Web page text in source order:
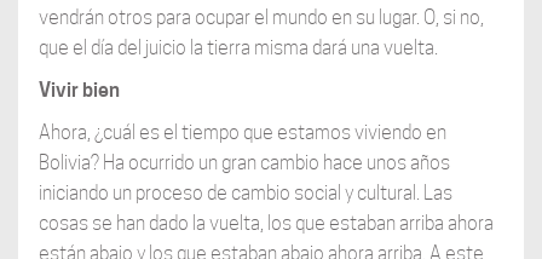
vendrán otros para ocupar el mundo en su lugar. O, si no,
que el día del juicio la tierra misma dará una vuelta.
Vivir bien
Ahora, ¿cuál es el tiempo que estamos viviendo en
Bolivia? Ha ocurrido un gran cambio hace unos años
iniciando un proceso de cambio social y cultural. Las
cosas se han dado la vuelta, los que estaban arriba ahora
están abajo y los que estaban abajo ahora arriba. A este